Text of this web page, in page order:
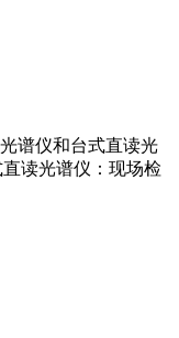
谱仪和台式直读光
读光谱仪：现场检